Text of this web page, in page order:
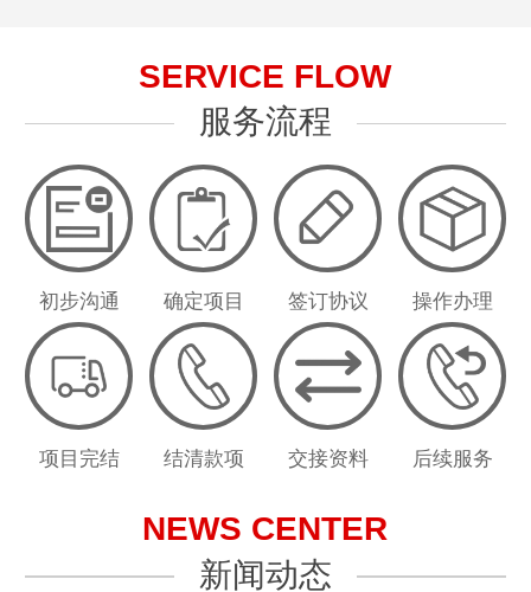
SERVICE FLOW
服务流程
初步沟通 确定项目 签订协议 操作办理
项目完结 结清款项 交接资料 后续服务
NEWS CENTER
新闻动态